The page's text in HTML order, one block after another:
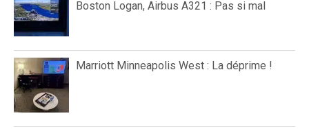
Boston Logan, Airbus A321 : Pas si mal
Marriott Minneapolis West : La déprime !